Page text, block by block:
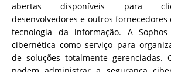
abertas disponíveis para
desenvolvedores e outros
tecnologia da informação. A Sophos
cibernética como serviço para
de soluções totalmente gerenciadas.